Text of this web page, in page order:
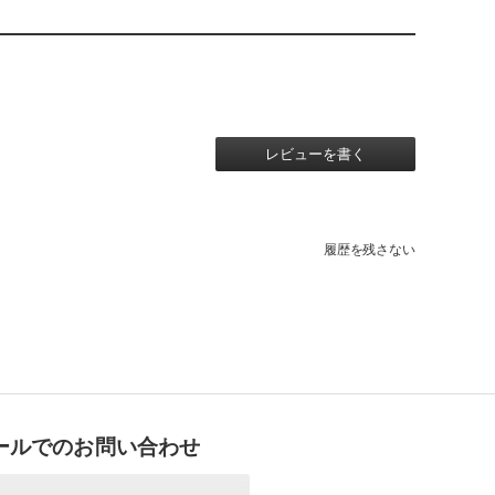
レビューを書く
履歴を残さない
ルでのお問い合わせ